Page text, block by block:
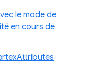
le mode de
en cours de